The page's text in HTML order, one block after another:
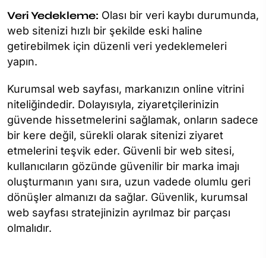
Veri Yedekleme: Olası bir veri kaybı durumunda,
web sitenizi hızlı bir şekilde eski haline
getirebilmek için düzenli veri yedeklemeleri
yapın.
Kurumsal web sayfası, markanızın online vitrini
niteliğindedir. Dolayısıyla, ziyaretçilerinizin
güvende hissetmelerini sağlamak, onların sadece
bir kere değil, sürekli olarak sitenizi ziyaret
etmelerini teşvik eder. Güvenli bir web sitesi,
kullanıcıların gözünde güvenilir bir marka imajı
oluşturmanın yanı sıra, uzun vadede olumlu geri
dönüşler almanızı da sağlar. Güvenlik, kurumsal
web sayfası stratejinizin ayrılmaz bir parçası
olmalıdır.